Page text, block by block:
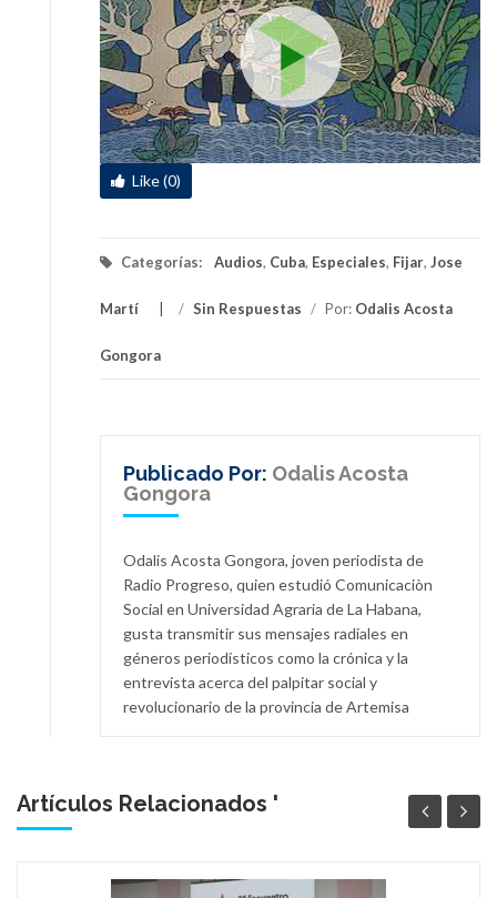
Like (0)
Categorías: Audios, Cuba, Especiales, Fijar, Jose
Martí / Sin Respuestas / Por: Odalis Acosta
Gongora
Publicado Por: Odalis Acosta
Gongora
Odalis Acosta Gongora, joven periodista de
Radio Progreso, quien estudió Comunicaciòn
Social en Universidad Agraria de La Habana,
gusta transmitir sus mensajes radiales en
géneros periodísticos como la crónica y la
entrevista acerca del palpitar social y
revolucionario de la provincia de Artemisa
Artículos Relacionados '